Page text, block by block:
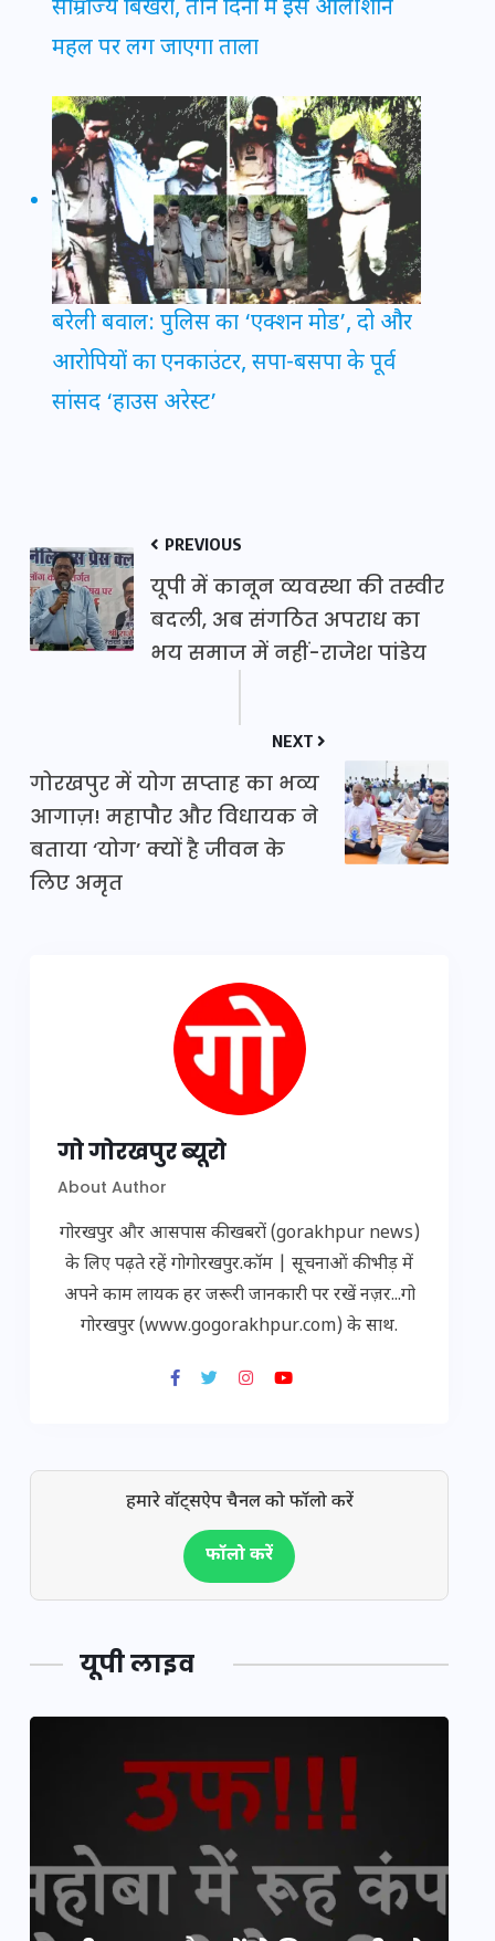
साम्राज्य बिखरा, तीन दिनों में इस आलीशान
महल पर लग जाएगा ताला
बरेली बवाल: पुलिस का ‘एक्शन मोड’, दो और
आरोपियों का एनकाउंटर, सपा-बसपा के पूर्व
सांसद ‘हाउस अरेस्ट’
PREVIOUS
यूपी में कानून व्यवस्था की तस्वीर
बदली, अब संगठित अपराध का
भय समाज में नहीं-राजेश पांडेय
NEXT
गोरखपुर में योग सप्ताह का भव्य
आगाज़! महापौर और विधायक ने
बताया ‘योग’ क्यों है जीवन के
लिए अमृत
गो गोरखपुर ब्यूरो
About Author
गोरखपुर और आसपास की खबरों (gorakhpur news)
के लिए पढ़ते रहें गोगोरखपुर.कॉम | सूचनाओं की भीड़ में
अपने काम लायक हर जरूरी जानकारी पर रखें नज़र...गो
गोरखपुर (www.gogorakhpur.com) के साथ.
हमारे वॉट्सऐप चैनल को फॉलो करें
फॉलो करें
यूपी लाइव
यूपी लेखपाल भर्ती: ओबीसी को